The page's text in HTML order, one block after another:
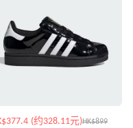
(约328.11元)HK$899